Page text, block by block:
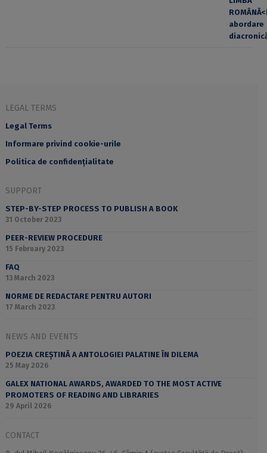
LEGAL TERMS
Legal Terms
Informare privind cookie-urile
Politica de confidențialitate
SUPPORT
STEP-BY-STEP PROCESS TO PUBLISH A BOOK
31 October 2023
PEER-REVIEW PROCEDURE
15 February 2023
FAQ
13 March 2023
NORME DE REDACTARE PENTRU AUTORI
17 March 2023
NEWS AND EVENTS
POEZIA CREȘTINĂ A ANTOLOGIEI PALATINE ÎN DILEMA
25 May 2026
GALEX NATIONAL AWARDS, AWARDED TO THE MOST ACTIVE
PROMOTERS OF READING AND LIBRARIES
29 April 2026
CONTACT